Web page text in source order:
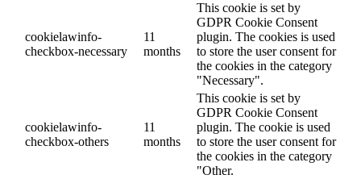
cookielawinfo-
checkbox-necessary
11
months
This cookie is set by
GDPR Cookie Consent
plugin. The cookies is used
to store the user consent for
the cookies in the category
"Necessary".
cookielawinfo-
checkbox-others
11
months
This cookie is set by
GDPR Cookie Consent
plugin. The cookie is used
to store the user consent for
the cookies in the category
"Other.